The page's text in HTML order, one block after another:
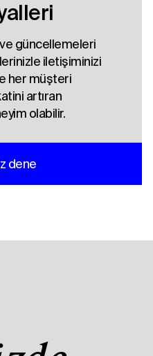
güncellemeleri
iletişiminizi
her müşteri
artıran
olabilir.
dene